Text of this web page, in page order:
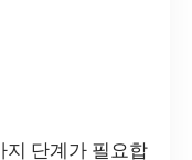
지 단계가 필요합